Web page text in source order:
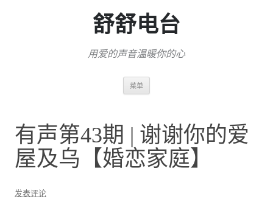
舒舒电台
用爱的声音温暖你的心
菜单
有声第43期 | 谢谢你的爱
屋及乌【婚恋家庭】
发表评论